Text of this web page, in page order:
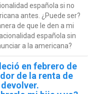
española si no
antes. ¿Puede ser?
de que le den a mi
española sin
a la americana?
en febrero de
de la renta de